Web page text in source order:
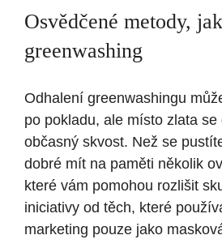
Osvědčené metody,
greenwashing
Odhalení greenwashingu
po pokladu, ale místo zlata
občasný skvost. Než se
dobré mít na paměti několik
které vám pomohou rozlišit
iniciativy od těch, které
marketing pouze jako